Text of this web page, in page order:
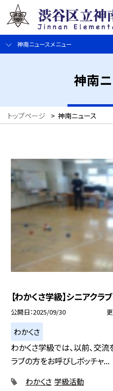
神南ニュースメニュー
神南
トップページ > 神南ニュース
【わかくさ学級】シニアク
公開日 2025/09/30
わかくさ
わかくさ学級では、以前、交
ラブの方をお呼びしボッチャ...
わかくさ 学級活動